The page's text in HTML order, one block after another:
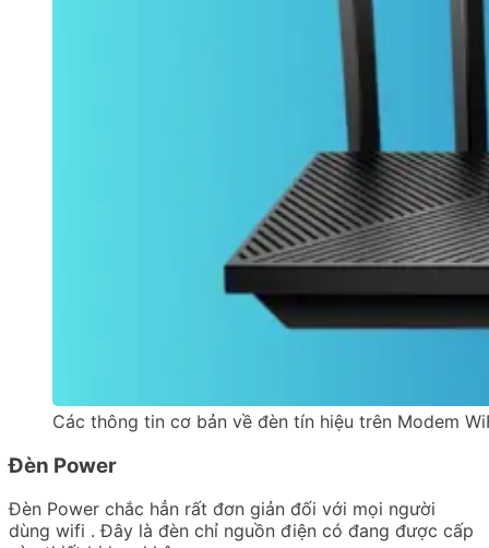
Các thông tin cơ bản về đèn tín hiệu trên Modem
Đèn Power
Đèn Power chắc hẳn rất đơn giản đối với mọi người
dùng wifi . Đây là đèn chỉ nguồn điện có đang được cấp